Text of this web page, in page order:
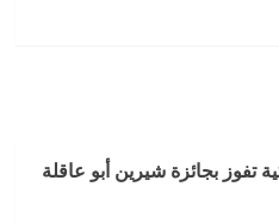
تفوز بجائزة شيرين أبو عاقلة